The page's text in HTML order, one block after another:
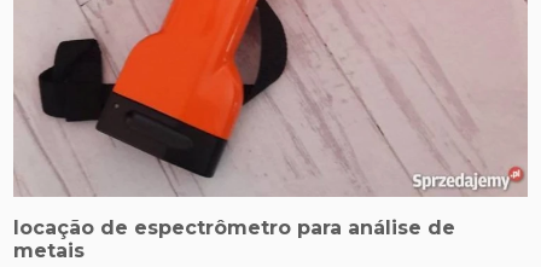
locação de espectrômetro para análise de
metais